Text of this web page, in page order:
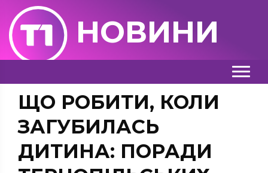
НОВИНИ
ЩО РОБИТИ, КОЛИ
ЗАГУБИЛАСЬ
ДИТИНА: ПОРАДИ